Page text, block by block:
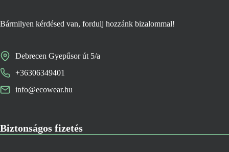
Bármilyen kérdésed van, fordulj hozzánk bizalommal!
Debrecen Gyepűsor út 5/a
+36306349401
info@ecowear.hu
Biztonságos fizetés